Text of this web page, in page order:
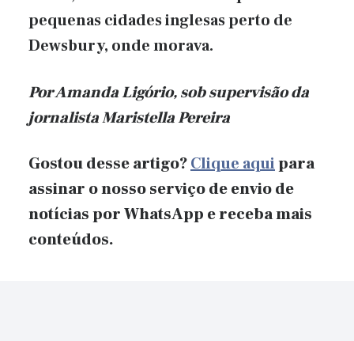
pequenas cidades inglesas perto de
Dewsbury, onde morava.
Por Amanda Ligório, sob supervisão da
jornalista Maristella Pereira
Gostou desse artigo?Clique aquipara
assinar o nosso serviço de envio de
notícias por WhatsApp e receba mais
conteúdos.